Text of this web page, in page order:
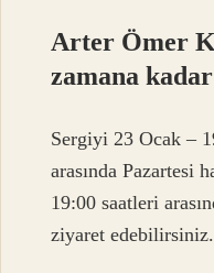
Arter Ömer
zamana kadar
Sergiyi 23 Ocak –
arasında Pazartesi
19:00 saatleri
ziyaret edebilirsiniz.